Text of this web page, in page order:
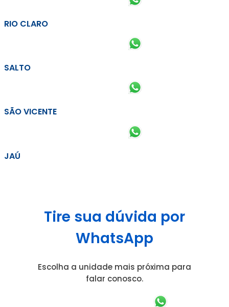
RIO CLARO
SALTO
SÃO VICENTE
JAÚ
Tire sua dúvida por
WhatsApp
Escolha a unidade mais próxima para
falar conosco.